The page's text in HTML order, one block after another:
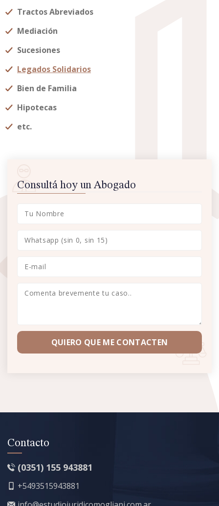
Tractos Abreviados
Mediación
Sucesiones
Legados Solidarios
Bien de Familia
Hipotecas
etc.
Consultá hoy un Abogado
QUIERO QUE ME CONTACTEN
Contacto
(0351) 155 943881
+5493515943881